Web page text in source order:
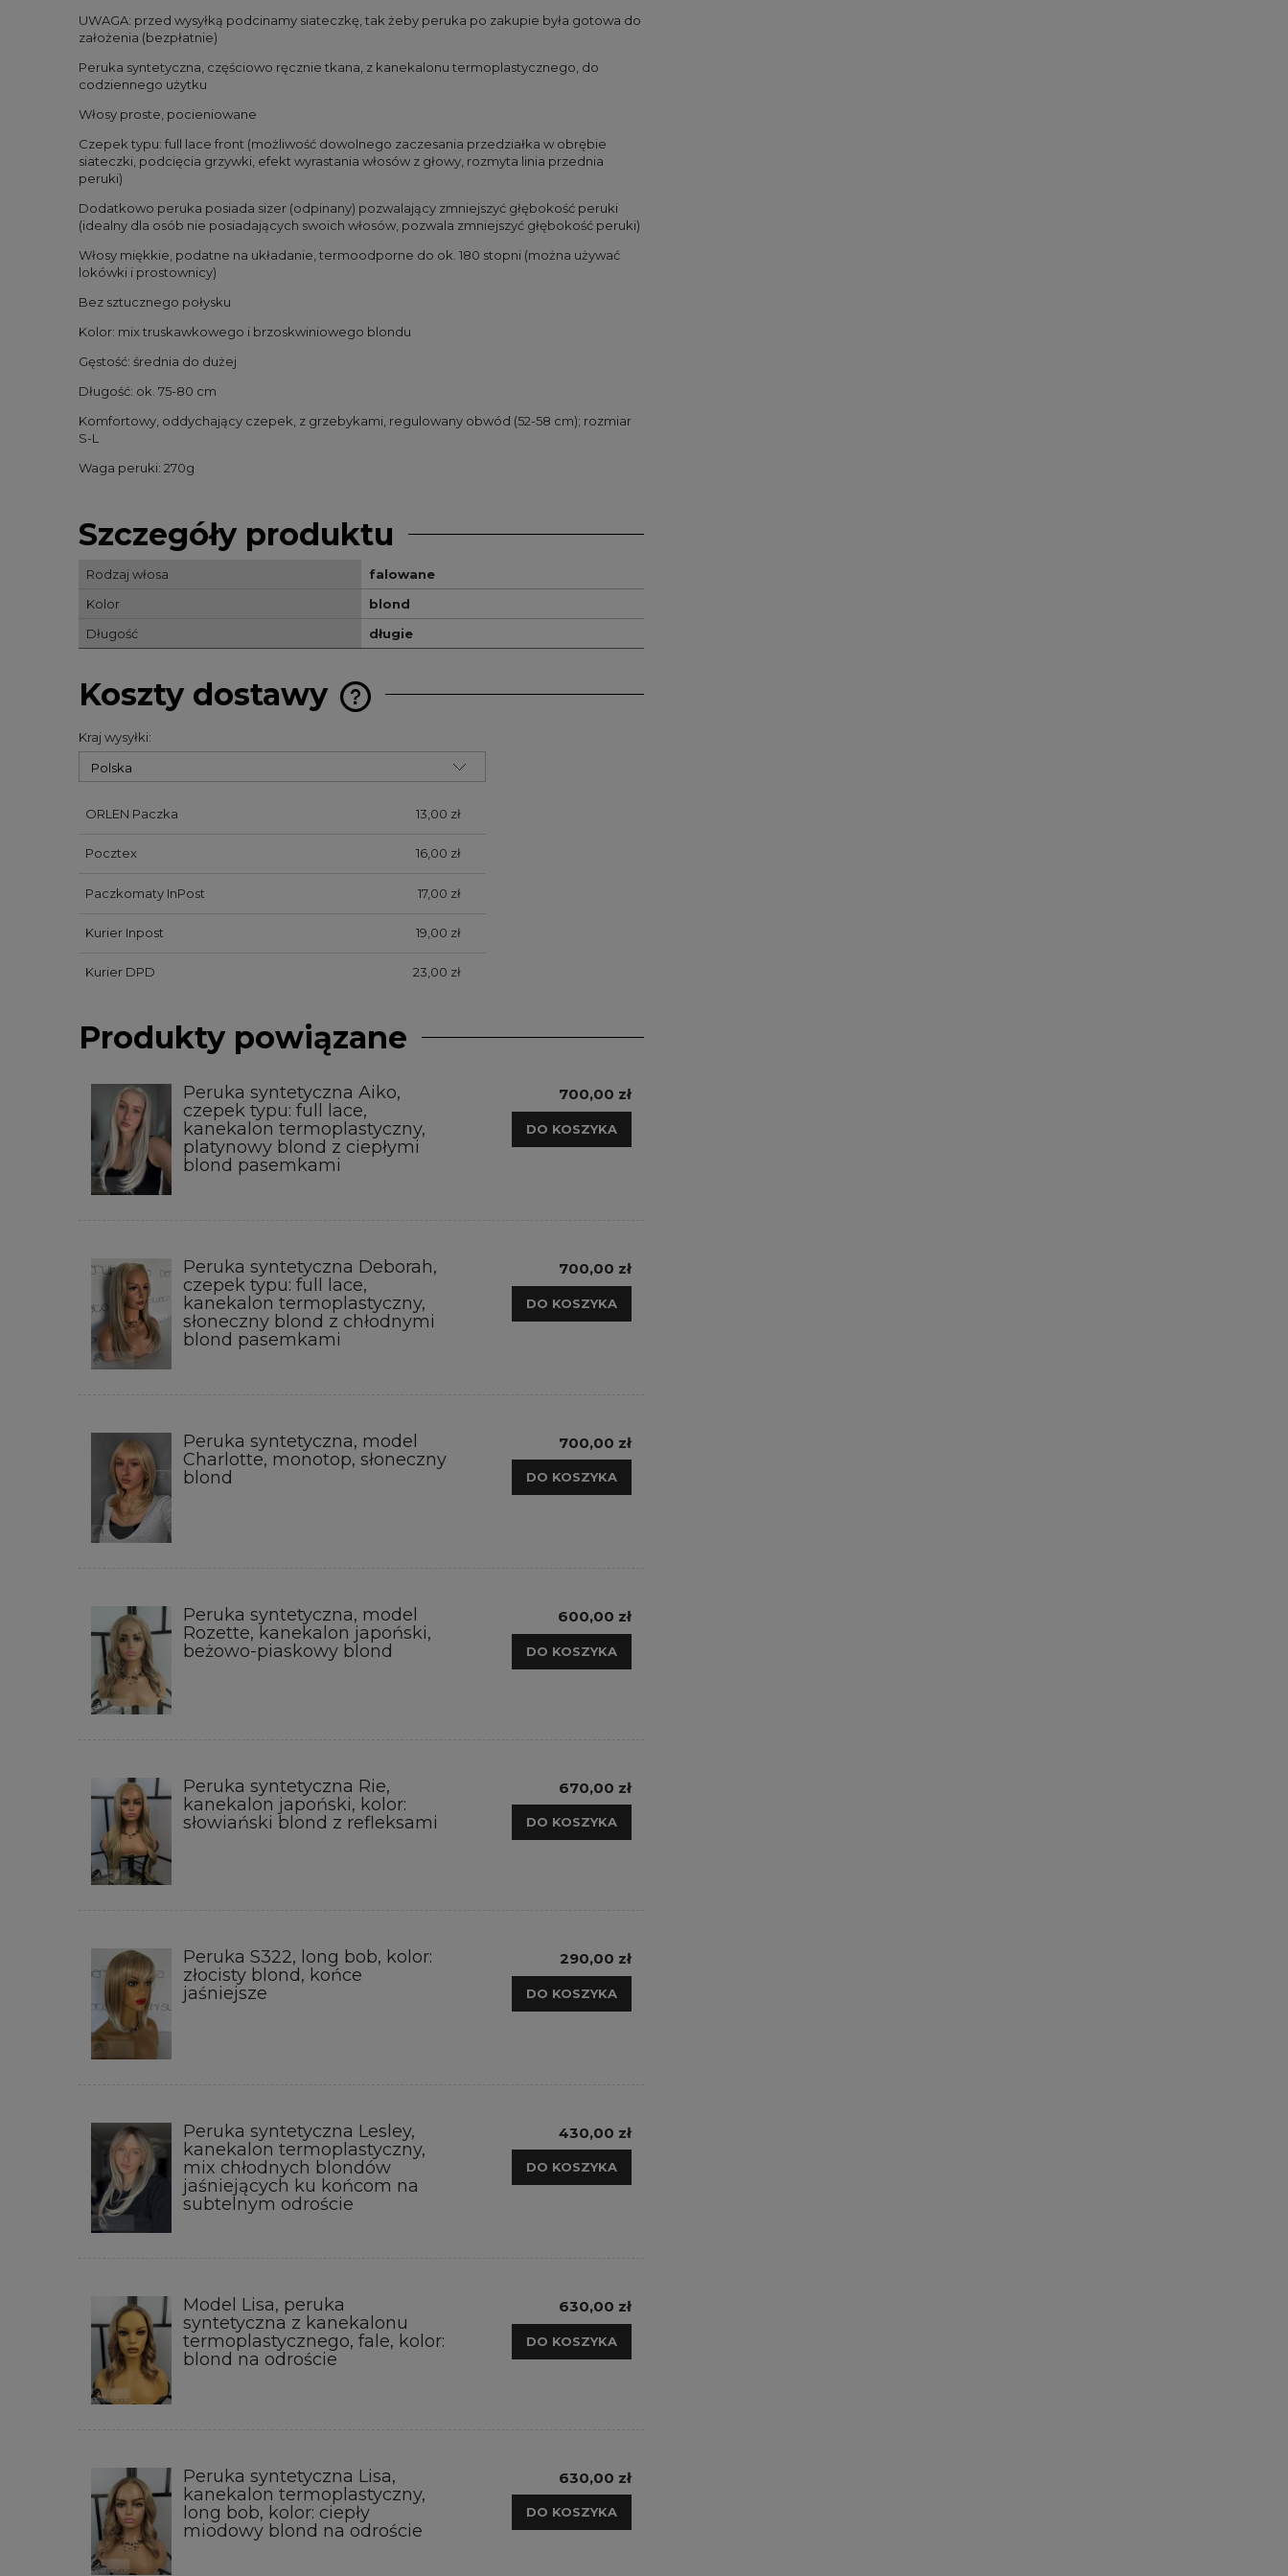
UWAGA: przed wysyłką podcinamy siateczkę, tak żeby peruka po zakupie była gotowa do
założenia (bezpłatnie)
Peruka syntetyczna, częściowo ręcznie tkana, z kanekalonu termoplastycznego, do
codziennego użytku
Włosy proste, pocieniowane
Czepek typu: full lace front (możliwość dowolnego zaczesania przedziałka w obrębie
siateczki, podcięcia grzywki, efekt wyrastania włosów z głowy, rozmyta linia przednia
peruki)
Dodatkowo peruka posiada sizer (odpinany) pozwalający zmniejszyć głębokość peruki
(idealny dla osób nie posiadających swoich włosów, pozwala zmniejszyć głębokość peruki)
Włosy miękkie, podatne na układanie, termoodporne do ok. 180 stopni (można używać
lokówki i prostownicy)
Bez sztucznego połysku
Kolor: mix truskawkowego i brzoskwiniowego blondu
Gęstość: średnia do dużej
Długość: ok. 75-80 cm
Komfortowy, oddychający czepek, z grzebykami, regulowany obwód (52-58 cm); rozmiar
S-L
Waga peruki: 270g
Szczegóły produktu
Rodzaj włosa
falowane
Kolor
blond
Długość
długie
Koszty dostawy
kosztów płatności
Kraj wysyłki:
ORLEN Paczka 13,00 zł
Pocztex 16,00 zł
Paczkomaty InPost 17,00 zł
Kurier Inpost 19,00 zł
Kurier DPD 23,00 zł
Produkty powiązane
Peruka syntetyczna Aiko,
czepek typu: full lace,
kanekalon termoplastyczny,
platynowy blond z ciepłymi
blond pasemkami
700,00 zł
DO KOSZYKA
Peruka syntetyczna Deborah,
czepek typu: full lace,
kanekalon termoplastyczny,
słoneczny blond z chłodnymi
blond pasemkami
700,00 zł
DO KOSZYKA
Peruka syntetyczna, model
Charlotte, monotop, słoneczny
blond
700,00 zł
DO KOSZYKA
Peruka syntetyczna, model
Rozette, kanekalon japoński,
beżowo-piaskowy blond
600,00 zł
DO KOSZYKA
Peruka syntetyczna Rie,
kanekalon japoński, kolor:
słowiański blond z refleksami
670,00 zł
DO KOSZYKA
Peruka S322, long bob, kolor:
złocisty blond, końce
jaśniejsze
290,00 zł
DO KOSZYKA
Peruka syntetyczna Lesley,
kanekalon termoplastyczny,
mix chłodnych blondów
jaśniejących ku końcom na
subtelnym odroście
430,00 zł
DO KOSZYKA
Model Lisa, peruka
syntetyczna z kanekalonu
termoplastycznego, fale, kolor:
blond na odroście
630,00 zł
DO KOSZYKA
Peruka syntetyczna Lisa,
kanekalon termoplastyczny,
long bob, kolor: ciepły
miodowy blond na odroście
630,00 zł
DO KOSZYKA